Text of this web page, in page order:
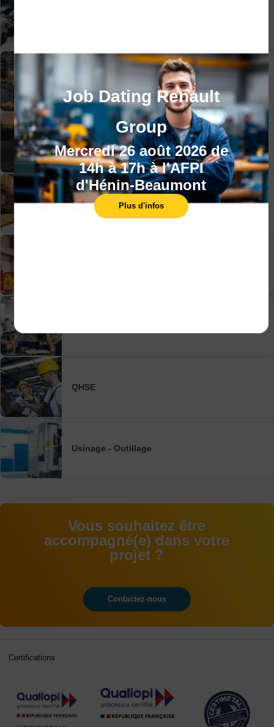
Job Dating Renault
Group
Mercredi 26 août 2026 de
14h à 17h à l'AFPI
d'Hénin-Beaumont
Plus d'infos
Energie -Froid- Climatisation
Ferroviaire
Logistique
QHSE
Usinage - Outillage
Vous souhaitez être
accompagné(e) dans votre
projet ?
Contactez-nous
Certifications